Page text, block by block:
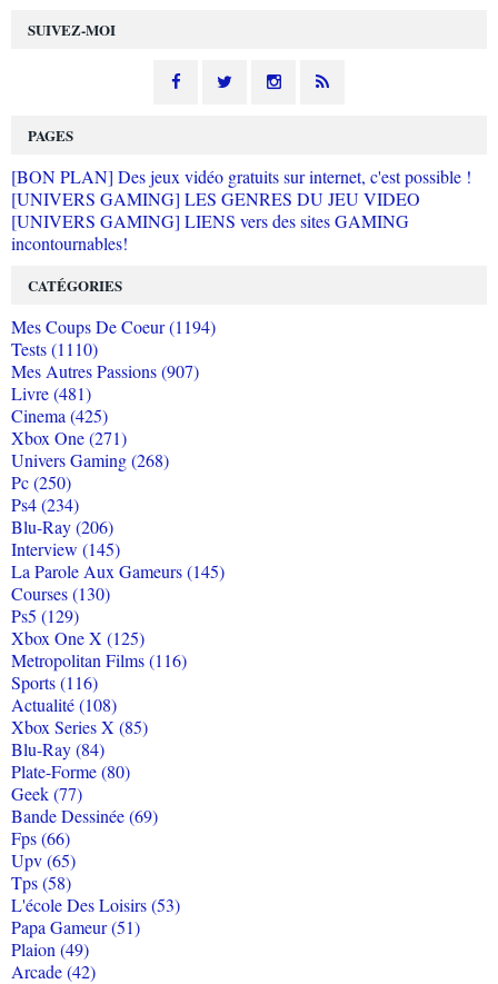
SUIVEZ-MOI
PAGES
[BON PLAN] Des jeux vidéo gratuits sur internet, c'est possible !
[UNIVERS GAMING] LES GENRES DU JEU VIDEO
[UNIVERS GAMING] LIENS vers des sites GAMING
incontournables!
CATÉGORIES
Mes Coups De Coeur (1194)
Tests (1110)
Mes Autres Passions (907)
Livre (481)
Cinema (425)
Xbox One (271)
Univers Gaming (268)
Pc (250)
Ps4 (234)
Blu-Ray (206)
Interview (145)
La Parole Aux Gameurs (145)
Courses (130)
Ps5 (129)
Xbox One X (125)
Metropolitan Films (116)
Sports (116)
Actualité (108)
Xbox Series X (85)
Blu-Ray (84)
Plate-Forme (80)
Geek (77)
Bande Dessinée (69)
Fps (66)
Upv (65)
Tps (58)
L'école Des Loisirs (53)
Papa Gameur (51)
Plaion (49)
Arcade (42)